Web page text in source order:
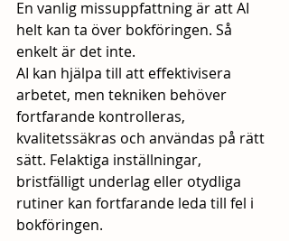
En vanlig missuppfattning är att AI
helt kan ta över bokföringen. Så
enkelt är det inte.
AI kan hjälpa till att effektivisera
arbetet, men tekniken behöver
fortfarande kontrolleras,
kvalitetssäkras och användas på rätt
sätt. Felaktiga inställningar,
bristfälligt underlag eller otydliga
rutiner kan fortfarande leda till fel i
bokföringen.